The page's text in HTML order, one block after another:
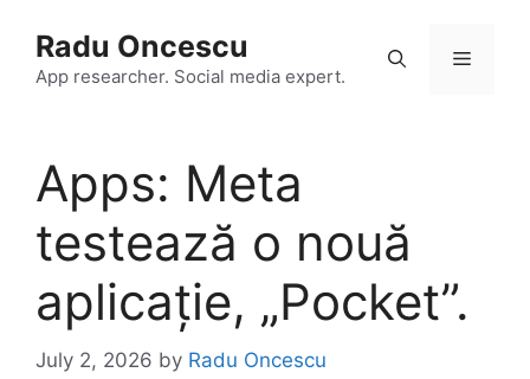
content
Radu Oncescu
App researcher. Social media expert.
Menu
Apps: Meta
testează o nouă
aplicație, „Pocket”.
July 2, 2026 by Radu Oncescu